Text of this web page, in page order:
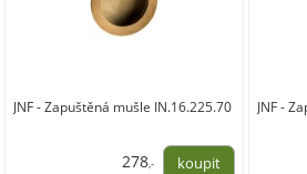
JNF - Zapuštěná mušle IN.16.225.70
278,-
JNF -